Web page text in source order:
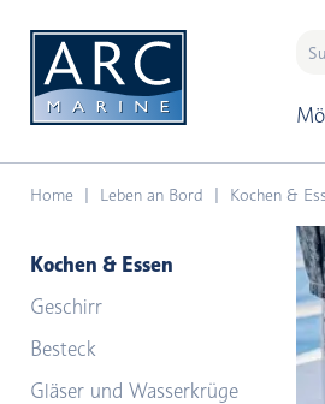
Home Leben an Bord Kochen &
Kochen & Essen
Geschirr
Besteck
Gläser und Wasserkrüge